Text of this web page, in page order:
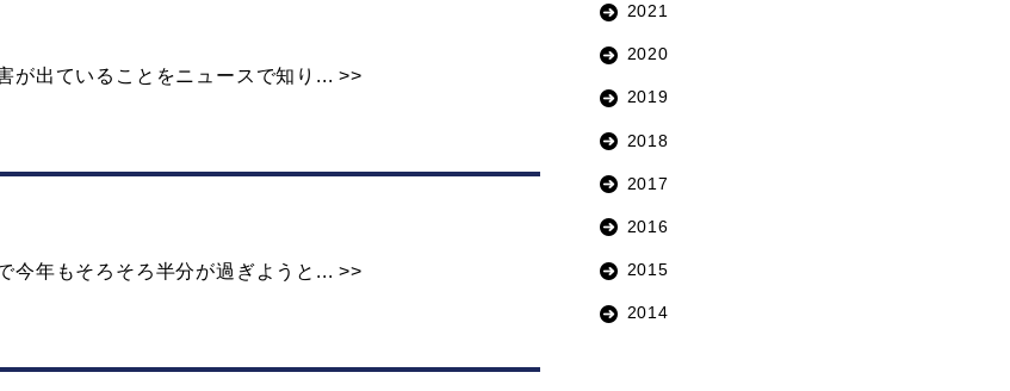
が出ていることをニュースで知り... >>
今年もそろそろ半分が過ぎようと... >>
2021
2020
2019
2018
2017
2016
2015
2014